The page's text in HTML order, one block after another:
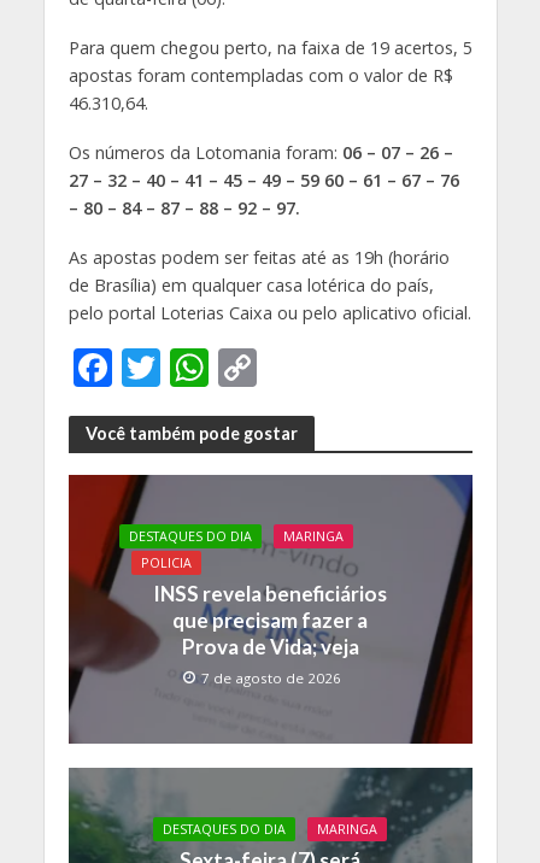
Para quem chegou perto, na faixa de 19 acertos, 5
apostas foram contempladas com o valor de R$
46.310,64.
Os números da Lotomania foram: 06 – 07 – 26 –
27 – 32 – 40 – 41 – 45 – 49 – 59 60 – 61 – 67 – 76
– 80 – 84 – 87 – 88 – 92 – 97.
As apostas podem ser feitas até as 19h (horário
de Brasília) em qualquer casa lotérica do país,
pelo portal Loterias Caixa ou pelo aplicativo oficial.
F
ac
e
b
o
o
k
T
w
itt
er
W
h
at
s
A
p
p
C
o
p
y
Li
n
k
Você também pode gostar
DESTAQUES DO DIA
MARINGA
POLICIA
INSS revela beneficiários
que precisam fazer a
Prova de Vida; veja
7 de agosto de 2026
DESTAQUES DO DIA MARINGA